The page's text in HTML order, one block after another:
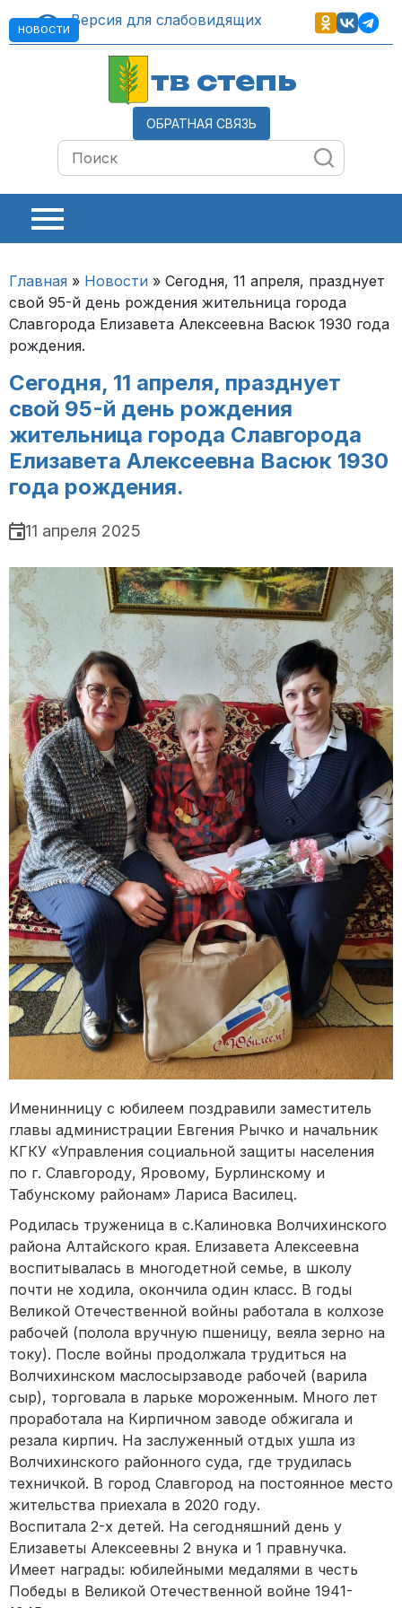
Версия для слабовидящих
тв степь
ОБРАТНАЯ СВЯЗЬ
Главная » Новости » Сегодня, 11 апреля, празднует
свой 95-й день рождения жительница города
Славгорода Елизавета Алексеевна Васюк 1930 года
рождения.
Сегодня, 11 апреля, празднует
свой 95-й день рождения
жительница города Славгорода
Елизавета Алексеевна Васюк 1930
года рождения.
НОВОСТИ
11 апреля 2025
Именинницу с юбилеем поздравили заместитель
главы администрации Евгения Рычко и начальник
КГКУ «Управления социальной защиты населения
по г. Славгороду, Яровому, Бурлинскому и
Табунскому районам» Лариса Василец.
Родилась труженица в с.Калиновка Волчихинского
района Алтайского края. Елизавета Алексеевна
воспитывалась в многодетной семье, в школу
почти не ходила, окончила один класс. В годы
Великой Отечественной войны работала в колхозе
рабочей (полола вручную пшеницу, веяла зерно на
току). После войны продолжала трудиться на
Волчихинском маслосырзаводе рабочей (варила
сыр), торговала в ларьке мороженным. Много лет
проработала на Кирпичном заводе обжигала и
резала кирпич. На заслуженный отдых ушла из
Волчихинского районного суда, где трудилась
техничкой. В город Славгород на постоянное место
жительства приехала в 2020 году.
Воспитала 2-х детей. На сегодняшний день у
Елизаветы Алексеевны 2 внука и 1 правнучка.
Имеет награды: юбилейными медалями в честь
Победы в Великой Отечественной войне 1941-